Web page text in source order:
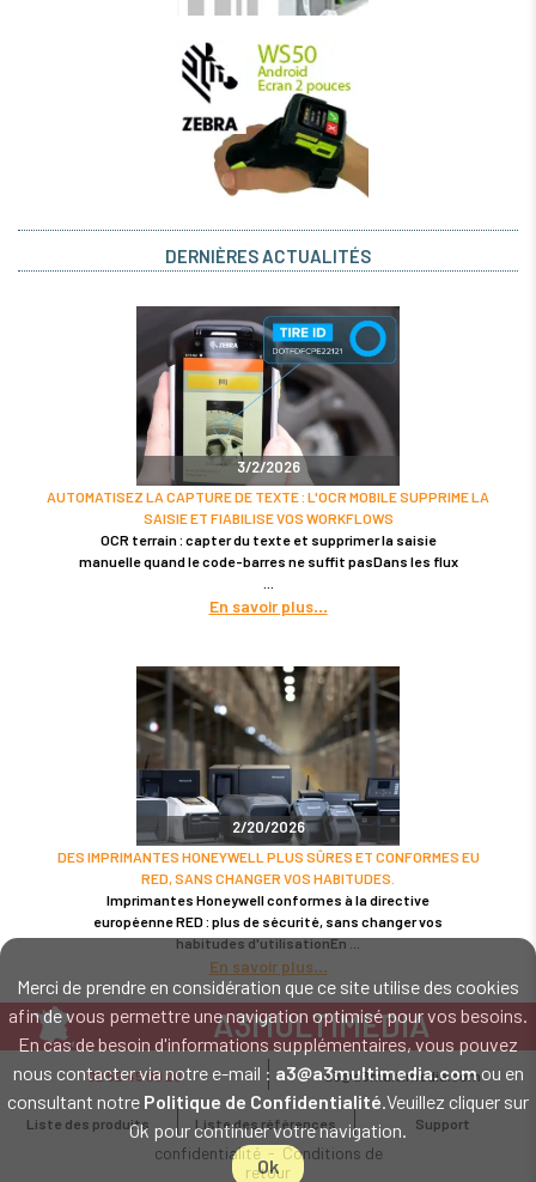
Merci de prendre en considération que ce site utilise des cookies
afin de vous permettre une navigation optimisé pour vos besoins.
En cas de besoin d'informations supplémentaires, vous pouvez
nous contacter via notre e-mail : a3@a3multimedia.comou en
consultant notre Politique de Confidentialité.Veuillez cliquer sur
Ok pour continuer votre navigation.
Ok
DERNIÈRES ACTUALITÉS
3/2/2026
AUTOMATISEZ LA CAPTURE DE TEXTE : L'OCR MOBILE SUPPRIME LA
SAISIE ET FIABILISE VOS WORKFLOWS
OCR terrain : capter du texte et supprimer la saisie
manuelle quand le code-barres ne suffit pasDans les flux
En savoir plus
2/20/2026
DES IMPRIMANTES HONEYWELL PLUS SÛRES ET CONFORMES EU
RED, SANS CHANGER VOS HABITUDES.
Imprimantes Honeywell conformes à la directive
européenne RED : plus de sécurité, sans changer vos
habitudes d'utilisationEn
En savoir plus
A3MULTIMEDIA
LE SPÉCIALISTE MATÉRIEL ET LOGICIEL CODE BARRE
Intervention sur tout le territoire : Cholet - Nantes - Angers - Rennes - Le
Mans - Bordeaux - Paris - Lille - Brest - Toulouse - Marseille - Poitiers -
Caen - Lyon - Reims - Lorient - Vannes - Quimper - Rouen
02 52 45 00 20 a3@a3multimedia.com
Liste des produits Liste des références Support
Mentions légales-Politique de
confidentialité - Conditions de
retour